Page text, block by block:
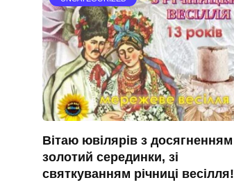
Вітаю ювілярів з досягненням
золотий серединки, зі
святкуванням річниці весілля!